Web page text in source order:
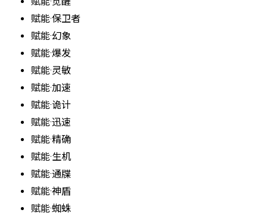
赋能·保卫者
赋能·幻象
赋能·爆发
赋能·灵敏
赋能·加速
赋能·诡计
赋能·迅速
赋能·精确
赋能·生机
赋能·通牒
赋能·神盾
赋能·蜘蛛